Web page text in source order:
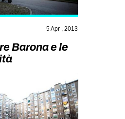
FREESTYLE
TSUNAMI
5 Apr , 2013
Barona e le